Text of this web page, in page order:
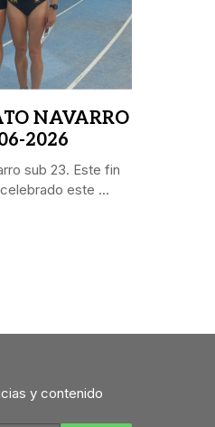
NAVARRO
2026
sub 23. Este fin
este ...
y contenido